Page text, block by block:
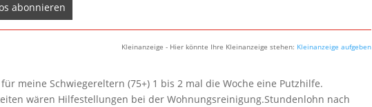
Kleinanzeige - Hier könnte Ihre Kleinanzeige stehen: Kleinanzeige aufgeben
meine Schwiegereltern (75+) 1 bis 2 mal die Woche eine Putzhilfe.
wären Hilfestellungen bei der Wohnungsreinigung.Stundenlohn nach